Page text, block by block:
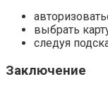
выбрать
следуя
Заключение